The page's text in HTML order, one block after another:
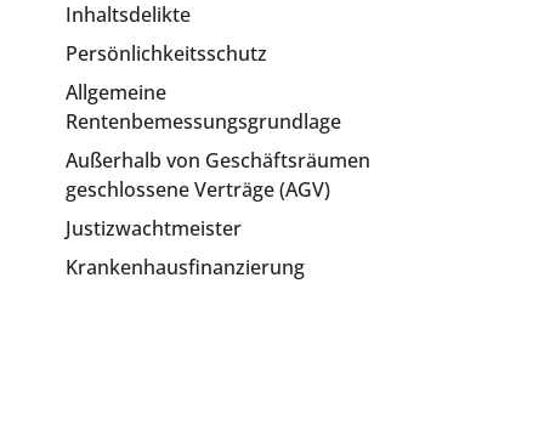
Inhaltsdelikte
Persönlichkeitsschutz
Allgemeine
Rentenbemessungsgrundlage
Außerhalb von Geschäftsräumen
geschlossene Verträge (AGV)
Justizwachtmeister
Krankenhausfinanzierung